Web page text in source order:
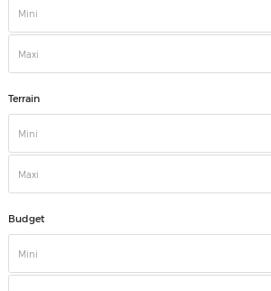
Terrain
Budget